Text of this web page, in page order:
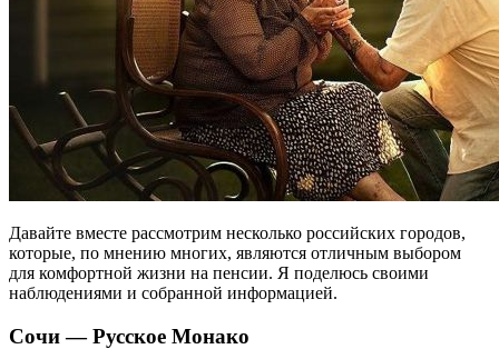
Давайте вместе рассмотрим несколько российских городов,
которые, по мнению многих, являются отличным выбором
для комфортной жизни на пенсии. Я поделюсь своими
наблюдениями и собранной информацией.
Сочи — Русское Монако